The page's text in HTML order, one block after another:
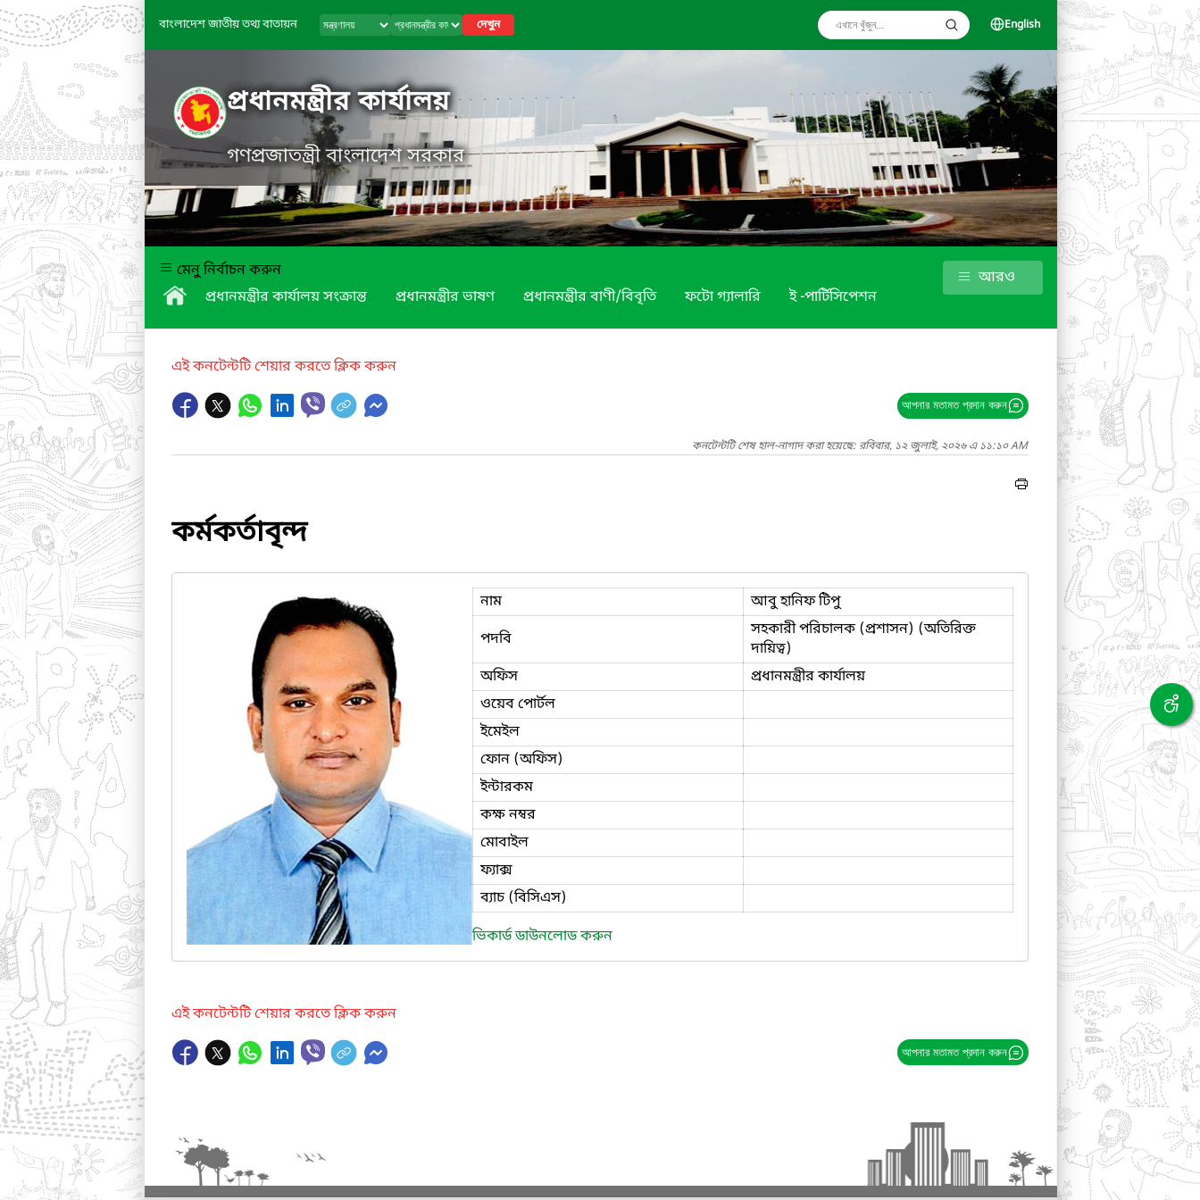
বাংলাদেশ জাতীয় তথ্য বাতায়ন দেখুন English
প্রধানমন্ত্রীর কার্যালয়
গণপ্রজাতন্ত্রী বাংলাদেশ সরকার
মেনু নির্বাচন করুন
প্রধানমন্ত্রীর কার্যালয় সংক্রান্ত
প্রধানমন্ত্রীর ভাষণ প্রধানমন্ত্রীর বাণী/বিবৃতি ফটো গ্যালারি ই -পার্টিসিপেশন
আরও
এই কনটেন্টটি শেয়ার করতে ক্লিক করুন
আপনার মতামত প্রদান করুন
কনটেন্টটি শেষ হাল-নাগাদ করা হয়েছে: রবিবার, ১২ জুলাই, ২০২৬ এ ১১:১০ AM
কর্মকর্তাবৃন্দ
নাম
আবু হানিফ টিপু
পদবি
সহকারী পরিচালক (প্রশাসন) (অতিরিক্ত
দায়িত্ব)
অফিস
প্রধানমন্ত্রীর কার্যালয়
ওয়েব পোর্টল
ইমেইল
ফোন (অফিস)
ইন্টারকম
কক্ষ নম্বর
মোবাইল
ফ্যাক্স
ব্যাচ (বিসিএস)
ভিকার্ড ডাউনলোড করুন
এই কনটেন্টটি শেয়ার করতে ক্লিক করুন
আপনার মতামত প্রদান করুন